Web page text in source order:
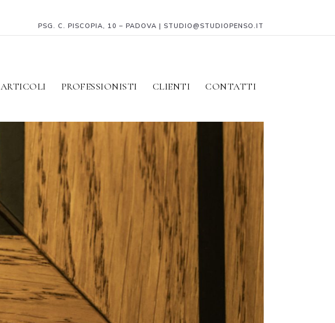
PSG. C. PISCOPIA, 10 – PADOVA | STUDIO@STUDIOPENSO.IT
ARTICOLI PROFESSIONISTI CLIENTI CONTATTI